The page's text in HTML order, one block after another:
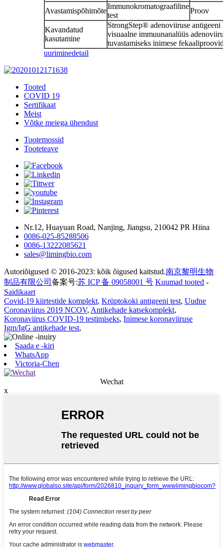
Avastamispõhimõte
Immunokromatograafiline
test
Proov
Kavandatud
kasutamine
StrongStep® adenoviiruse
visuaalne immuunanalüüs
tuvastamiseks inimese
uuriminedetail
Tooted
COVID 19
Sertifikaat
Meist
Võtke meiega ühendust
Tootemossid
Tooteteave
Nr.12, Huayuan Road, Nanjing, Jiangsu, 210042 PR Hiina
0086-025-85288506
0086-13222085621
sales@limingbio.com
Autoriõigused © 2016-2023: kõik õigused kaitstud.南京黎明生物
制品有限公司 备案号:苏 ICP 备 09058001 号 Kuumad tooted -
Saidikaart
Covid-19 kiirtestide komplekt, Krüptokoki antigeeni test, Uudne
Coronaviirus 2019 NCOV, Antikehade katsekomplekt,
Koronaviirus COVID-19 testimiseks, Inimese koronaviiruse
Igm/IgG antikehade test,
Saada e -kiri
WhatsApp
Victoria-Chen
Wechat
x